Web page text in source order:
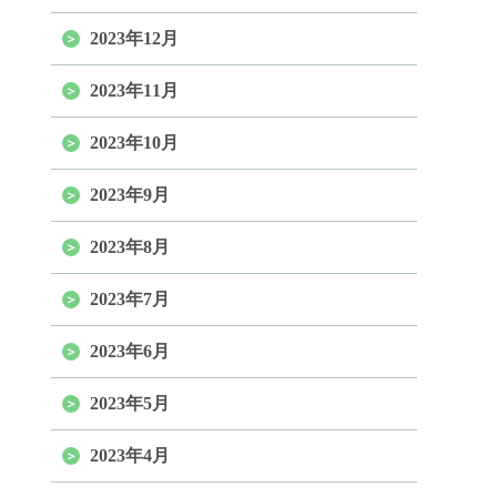
2023年12月
2023年11月
2023年10月
2023年9月
2023年8月
2023年7月
2023年6月
2023年5月
2023年4月